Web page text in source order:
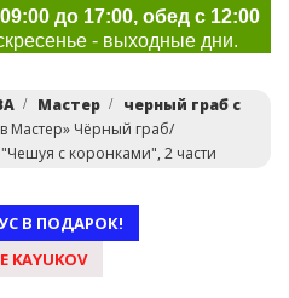
до 17:00, обед с 12:00
- выходные дни.
Мастер
черный граб с
Мастер» Чёрный граб/
с коронками", 2 части
В ПОДАРОК!
KAYUKOV